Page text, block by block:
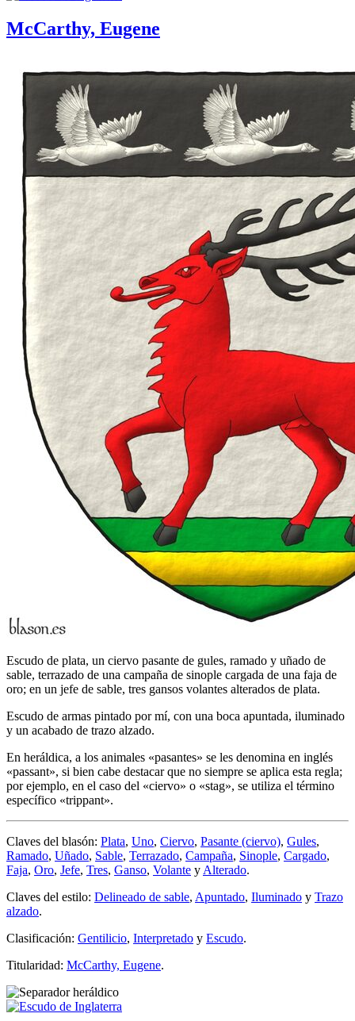
McCarthy, Eugene
Escudo de plata, un ciervo pasante de gules, ramado y uñado de
sable, terrazado de una campaña de sinople cargada de una faja de
oro; en un jefe de sable, tres gansos volantes alterados de plata.
Escudo de armas pintado por mí, con una boca apuntada, iluminado
y un acabado de trazo alzado.
En heráldica, a los animales «pasantes» se les denomina en inglés
«passant», si bien cabe destacar que no siempre se aplica esta regla;
por ejemplo, en el caso del «ciervo» o «stag», se utiliza el término
específico «trippant».
Claves del blasón: Plata, Uno, Ciervo, Pasante (ciervo), Gules,
Ramado, Uñado, Sable, Terrazado, Campaña, Sinople, Cargado,
Faja, Oro, Jefe, Tres, Ganso, Volante y Alterado.
Claves del estilo: Delineado de sable, Apuntado, Iluminado y Trazo
alzado.
Clasificación: Gentilicio, Interpretado y Escudo.
Titularidad: McCarthy, Eugene.